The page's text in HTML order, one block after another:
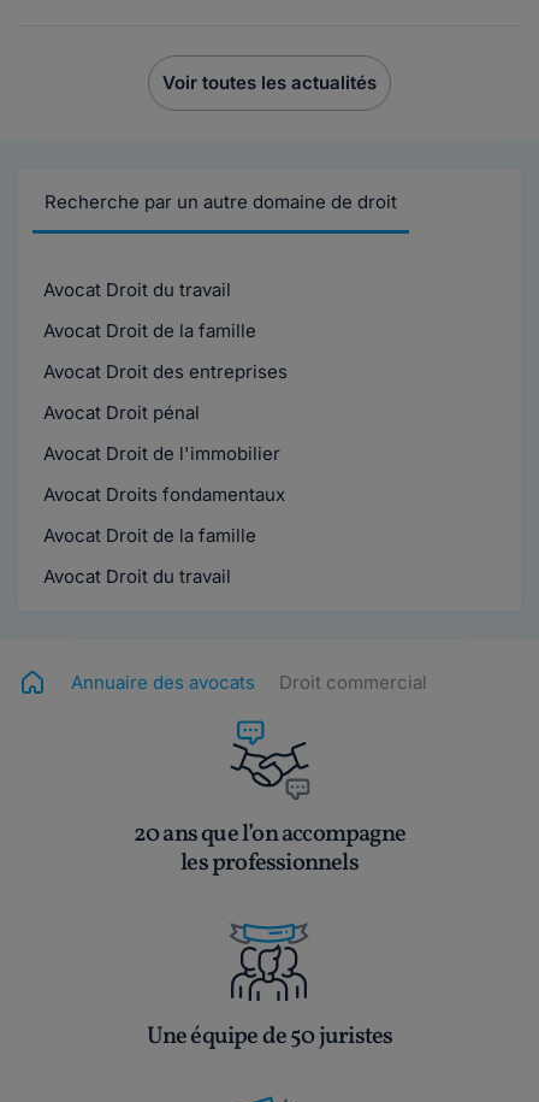
Voir toutes les actualités
Recherche par un autre domaine de droit
Avocat Droit du travail
Avocat Droit de la famille
Avocat Droit des entreprises
Avocat Droit pénal
Avocat Droit de l'immobilier
Avocat Droits fondamentaux
Avocat Droit de la famille
Avocat Droit du travail
Annuaire des avocats Droit commercial
20 ans que l’on accompagne
les professionnels
Une équipe de 50 juristes